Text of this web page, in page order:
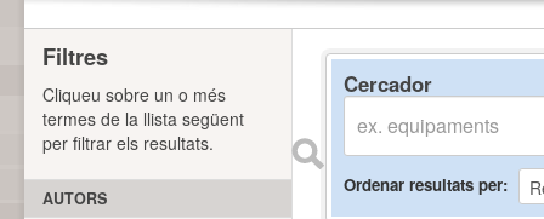
Cercador
Ordenar resultats per
Filtres
Cliqueu sobre un o més
termes de la llista següent
per filtrar els resultats.
AUTORS